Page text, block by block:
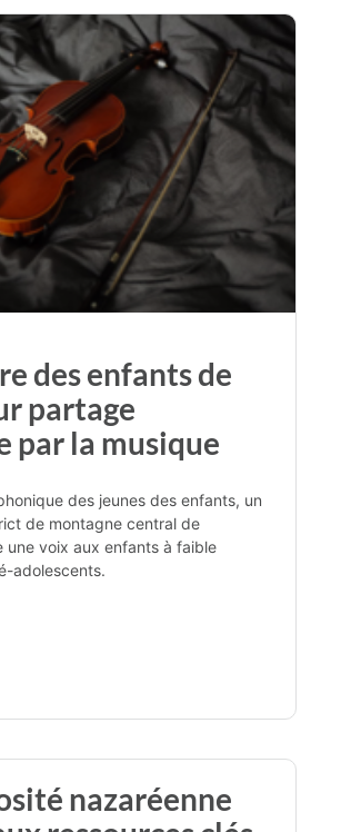
des enfants de
partage
par la musique
des jeunes des enfants, un
de montagne central de
une voix aux enfants à faible
adolescents.
nazaréenne